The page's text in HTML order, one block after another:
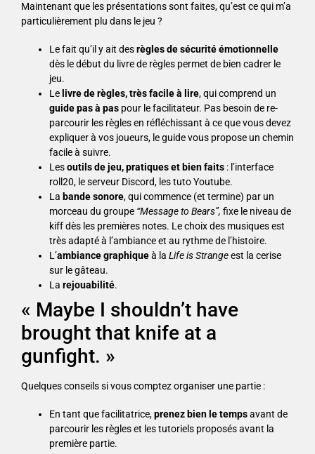
Maintenant que les présentations sont faites, qu’est ce qui m’a
particulièrement plu dans le jeu ?
Le fait qu’il y ait desrègles de sécurité émotionnelle
dès le début du livre de règles permet de bien cadrer le
jeu.
Le livre de règles, très facile à lire, qui comprend un
guidepas à pas pour le facilitateur. Pas besoin de re-
parcourir les règles en réfléchissant à ce que vous devez
expliquer à vos joueurs, le guide vous propose un chemin
facile à suivre.
Lesoutils de jeu, pratiques et bien faits : l’interface
roll20, le serveur Discord, les tuto Youtube.
La bande sonore, qui commence (et termine) par un
morceau du groupe “Message to Bears”, fixe le niveau de
kiff dès les premières notes. Le choix des musiques est
très adapté à l’ambiance et au rythme de l’histoire.
L’ambiance graphiqueà la Life is Strangeest la cerise
sur le gâteau.
La rejouabilité.
« Maybe I shouldn’t have
brought that knife at a
gunfight. »
Quelques conseils si vous comptez organiser une partie :
En tant que facilitatrice,prenez bien le tempsavant de
parcourir les règles et les tutoriels proposés avant la
première partie.